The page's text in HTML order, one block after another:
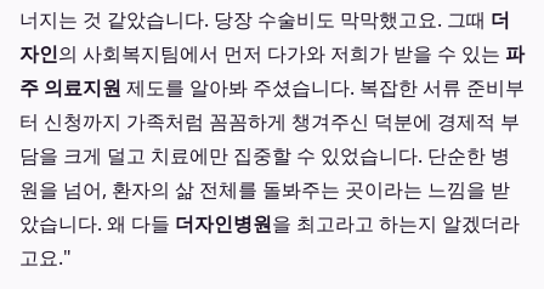
너지는 것 같았습니다. 당장 수술비도 막막했고요. 그때 더
자인의 사회복지팀에서 먼저 다가와 저희가 받을 수 있는 파
주 의료지원 제도를 알아봐 주셨습니다. 복잡한 서류 준비부
터 신청까지 가족처럼 꼼꼼하게 챙겨주신 덕분에 경제적 부
담을 크게 덜고 치료에만 집중할 수 있었습니다. 단순한 병
원을 넘어, 환자의 삶 전체를 돌봐주는 곳이라는 느낌을 받
았습니다. 왜 다들 더자인병원을 최고라고 하는지 알겠더라
고요."